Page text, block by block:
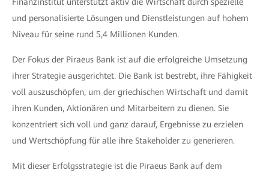
und personalisierte Lösungen und Dienstleistungen auf hohem
Niveau für seine rund 5,4 Millionen Kunden.
Der Fokus der Piraeus Bank ist auf die erfolgreiche Umsetzung
ihrer Strategie ausgerichtet. Die Bank ist bestrebt, ihre Fähigkeit
voll auszuschöpfen, um der griechischen Wirtschaft und damit
ihren Kunden, Aktionären und Mitarbeitern zu dienen. Sie
konzentriert sich voll und ganz darauf, Ergebnisse zu erzielen
und Wertschöpfung für alle ihre Stakeholder zu generieren.
Mit dieser Erfolgsstrategie ist die Piraeus Bank auf dem